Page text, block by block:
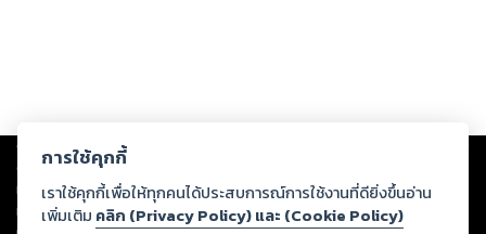
Copyright © 2026
ต่อผลงานหรือเนื้อหาใดที่อัปโหลดผ่านเว็บไซต์และปรากฏว่าละเมิดสิทธิใน
ทรัพย์สินทางปัญญาของบุคคลอื่นหรือขัดต่อกฎหมายและศีลธรรม ดังนั้น ผู้อ่าน
ทุกท่านโปรดใช้วิจารณญาณในการกลั่นกรองด้วยตนเอง และหากท่านพบว่าส่วน
การใช้คุกกี้
เราใช้คุกกี้เพื่อให้ทุกคนได้ประสบการณ์การใช้งานที่ดียิ่งขึ้นอ่าน
เพิ่มเติม คลิก (Privacy Policy) และ (Cookie Policy)